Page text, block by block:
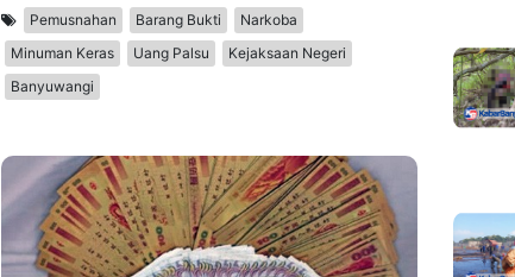
Pemusnahan Barang Bukti
Narkoba
Minuman Keras
Uang Palsu
Kejaksaan Negeri
Banyuwangi